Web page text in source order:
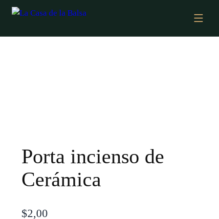
Porta incienso de
Cerámica
$2,00